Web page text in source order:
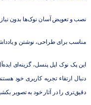
نصب و تعویض آسان نوک‌ها بدون نیاز
مناسب برای طراحی، نوشتن و
این پک نوک اپل پنسل، گزینه‌ای
دنبال ارتقاء تجربه کاربری خود
دقیق‌تری را در آثار خود به تصویر